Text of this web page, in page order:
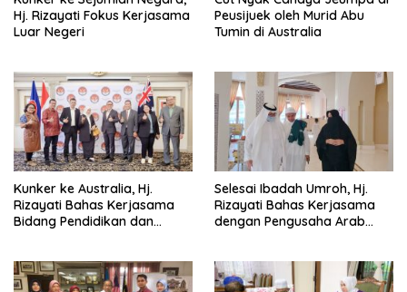
Hj. Rizayati Fokus Kerjasama
Luar Negeri
Peusijuek oleh Murid Abu
Tumin di Australia
Kunker ke Australia, Hj.
Rizayati Bahas Kerjasama
Bidang Pendidikan dan
Selesai Ibadah Umroh, Hj.
Rizayati Bahas Kerjasama
dengan Pengusaha Arab